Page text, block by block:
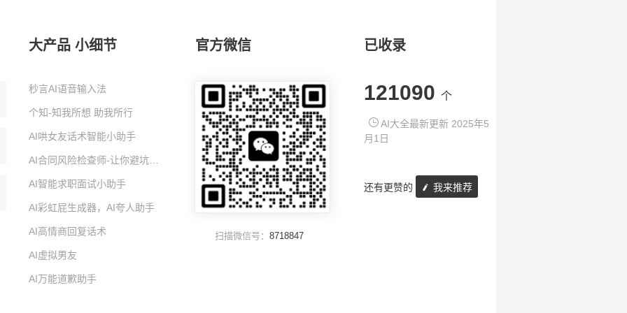
大产品 小细节
秒言AI语音输入法
个知-知我所想 助我所行
AI哄女友话术智能小助手
AI智能求职面试小助手
AI彩虹屁生成器，AI夸人助手
AI高情商回复话术
AI虚拟男友
AI万能道歉助手
官方微信
扫描微信号： 8718847
已收录
121090 个
AI大全最新更新 2025年5
月1日
还有更赞的 我来推荐